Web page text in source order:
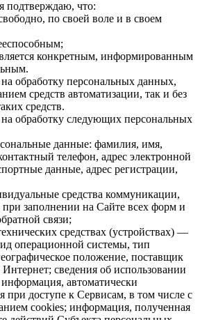
подтверждаю, что:
по своей воле и в своем
конкретным, информированным
на обработку персональных данных,
средств автоматизации, так и без
средств.
на обработку следующих персональных
данные: фамилия, имя,
телефон, адрес электронной
данные, адрес регистрации,
средства коммуникации,
при заполнении на Сайте всех форм и
связи;
средствах (устройствах) —
операционной системы, тип
положение, поставщик
Интернет; сведения об использовании
автоматически
при доступе к Сервисам, в том числе с
cookies; информация, полученная